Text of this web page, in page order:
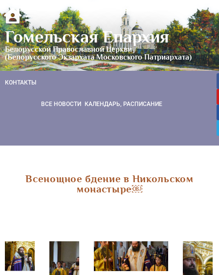
Гомельская Епархия
Белорусской Православной Церкви
(Белорусского Экзархата Московского Патриархата)
КОНТАКТЫ
ВСЕ НОВОСТИ КАЛЕНДАРЬ, РАСПИСАНИЕ
Всенощное бдение в Никольском
монастыре￼